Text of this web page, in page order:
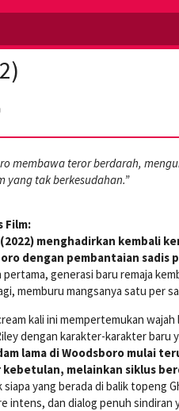
membawa teror berdarah,
yang tak berkesudahan.”
Film:
menghadirkan kembali
dengan pembantaian sadis
pertama, generasi baru remaja
memburu mangsanya satu per
kali ini mempertemukan
dengan karakter-karakter baru
lama di Woodsboro mulai
kebetulan, melainkan siklus
siapa yang berada di balik topeng
intens, dan dialog penuh sindiran